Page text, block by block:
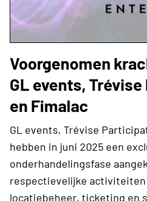
Voorgenomen
GL events,
en Fimalac
GL events, Trévise
hebben in juni 2025 een
onderhandelingsfase
respectievelijke activiteiten
locatiebeheer, ticketing en